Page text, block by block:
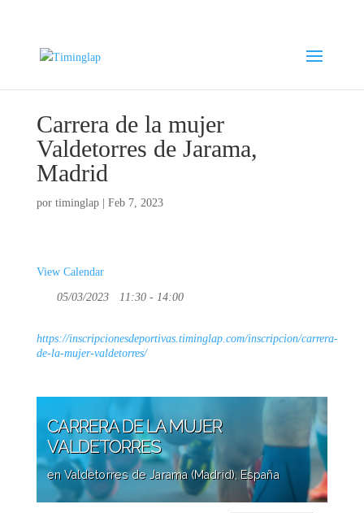
Carrera de la mujer
Valdetorres de Jarama,
Madrid
por timinglap| Feb 7, 2023
View Calendar
05/03/2023 11:30 - 14:00
https://inscripcionesdeportivas.timinglap.com/inscripcion/carrera-
de-la-mujer-valdetorres/